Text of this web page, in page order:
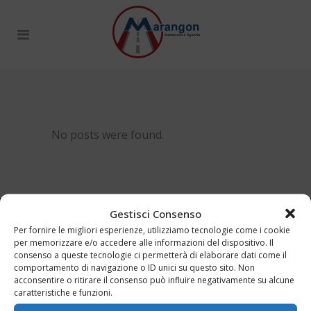
Gestisci Consenso
Per fornire le migliori esperienze, utilizziamo tecnologie come i cookie
per memorizzare e/o accedere alle informazioni del dispositivo. Il
consenso a queste tecnologie ci permetterà di elaborare dati come il
comportamento di navigazione o ID unici su questo sito. Non
acconsentire o ritirare il consenso può influire negativamente su alcune
caratteristiche e funzioni.
No posts were found.